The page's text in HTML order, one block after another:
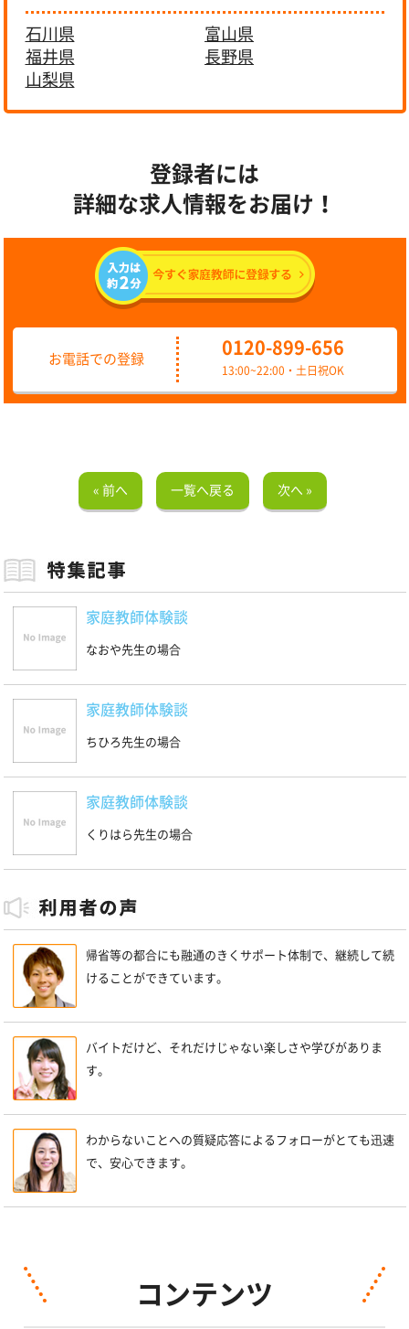
石川県
富山県
福井県
長野県
山梨県
登録者には
詳細な求人情報をお届け！
お電話での登録
0120-899-656
13:00~22:00・土日祝OK
« 前へ 一覧へ戻る 次へ »
家庭教師体験談
なおや先生の場合
家庭教師体験談
ちひろ先生の場合
家庭教師体験談
くりはら先生の場合
帰省等の都合にも融通のきくサポート体制で、継続して続
けることができています。
バイトだけど、それだけじゃない楽しさや学びがありま
す。
わからないことへの質疑応答によるフォローがとても迅速
で、安心できます。
コンテンツ